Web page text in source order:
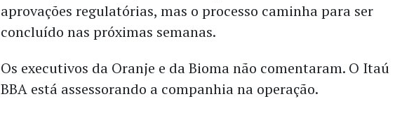
aprovações regulatórias, mas o processo caminha para ser
concluído nas próximas semanas.
Os executivos da Oranje e da Bioma não comentaram. O Itaú
BBA está assessorando a companhia na operação.